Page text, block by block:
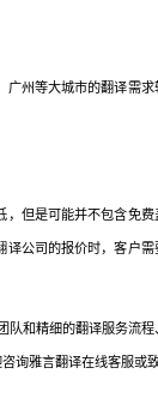
州等大城市的翻译需求
但是可能并不包含免
公司的报价时，客户
和精细的翻译服务流程
询雅言翻译在线客服或